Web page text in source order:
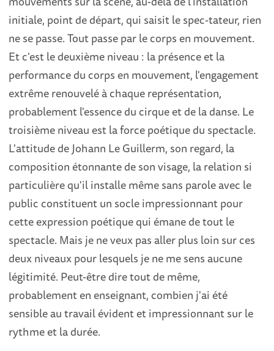
initiale, point de départ, qui saisit le spec-tateur, rien
ne se passe. Tout passe par le corps en mouvement.
Et c'est le deuxième niveau : la présence et la
performance du corps en mouvement, l'engagement
extrême renouvelé à chaque représentation,
probablement l'essence du cirque et de la danse. Le
troisième niveau est la force poétique du spectacle.
L'attitude de Johann Le Guillerm, son regard, la
composition étonnante de son visage, la relation si
particulière qu'il installe même sans parole avec le
public constituent un socle impressionnant pour
cette expression poétique qui émane de tout le
spectacle. Mais je ne veux pas aller plus loin sur ces
deux niveaux pour lesquels je ne me sens aucune
légitimité. Peut-être dire tout de même,
probablement en enseignant, combien j'ai été
sensible au travail évident et impressionnant sur le
rythme et la durée.